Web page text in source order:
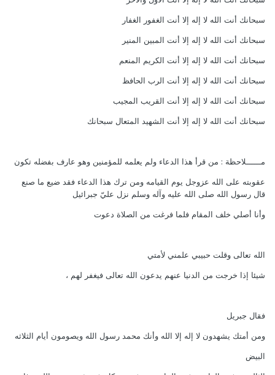
سبحانك أنت الله لا إله إلا أنت الغفور الغفار
سبحانك أنت الله لا إله إلا أنت المبين المنير
سبحانك أنت الله لا إله إلا أنت الكريم المنعم
سبحانك أنت الله لا إله إلا أنت الرب الحافظ
سبحانك أنت الله لا إله إلا أنت القريب المجيب
سبحانك أنت الله لا إله إلا أنت الشهيد المتعال سبحانك
مــــــلاحظة : من قرأ هذا الدعاء ولم يعلمه للمؤمنين وهو عارف بفضله تكون
عقوبته على الله عزوجل يوم القيامه ومن ترك هذا الدعاء فقد ضيع ما صنع
قال رسول الله صلى الله عليه وآله وسلم نزل عليّ جبرائيل
وأنا أصلي خلف المقام فلما فرغت من الصلاة دعوت
الله تعالى وقلت حبيبي علمني لأمتي
شيئا إذا خرجت من الدنيا عنهم يدعون الله تعالى فيغفر لهم ،
فقال جبريل
ومن أمتك يشهدون لا إله إلا الله وأنك محمد رسول الله ويصومون أيام الثلاثه
البيض